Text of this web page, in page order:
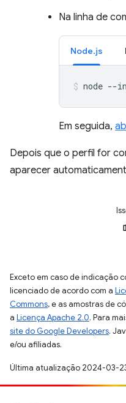
Na linha de
Node.js
node --
Em seguida,
Depois que o perfil for
aparecer
Exceto em caso de indicação
licenciado de acordo com a
Commons, e as amostras de
a Licença Apache 2.0. Para
site do Google Developers.
e/ou afiliadas.
Última atualização 2024-03-